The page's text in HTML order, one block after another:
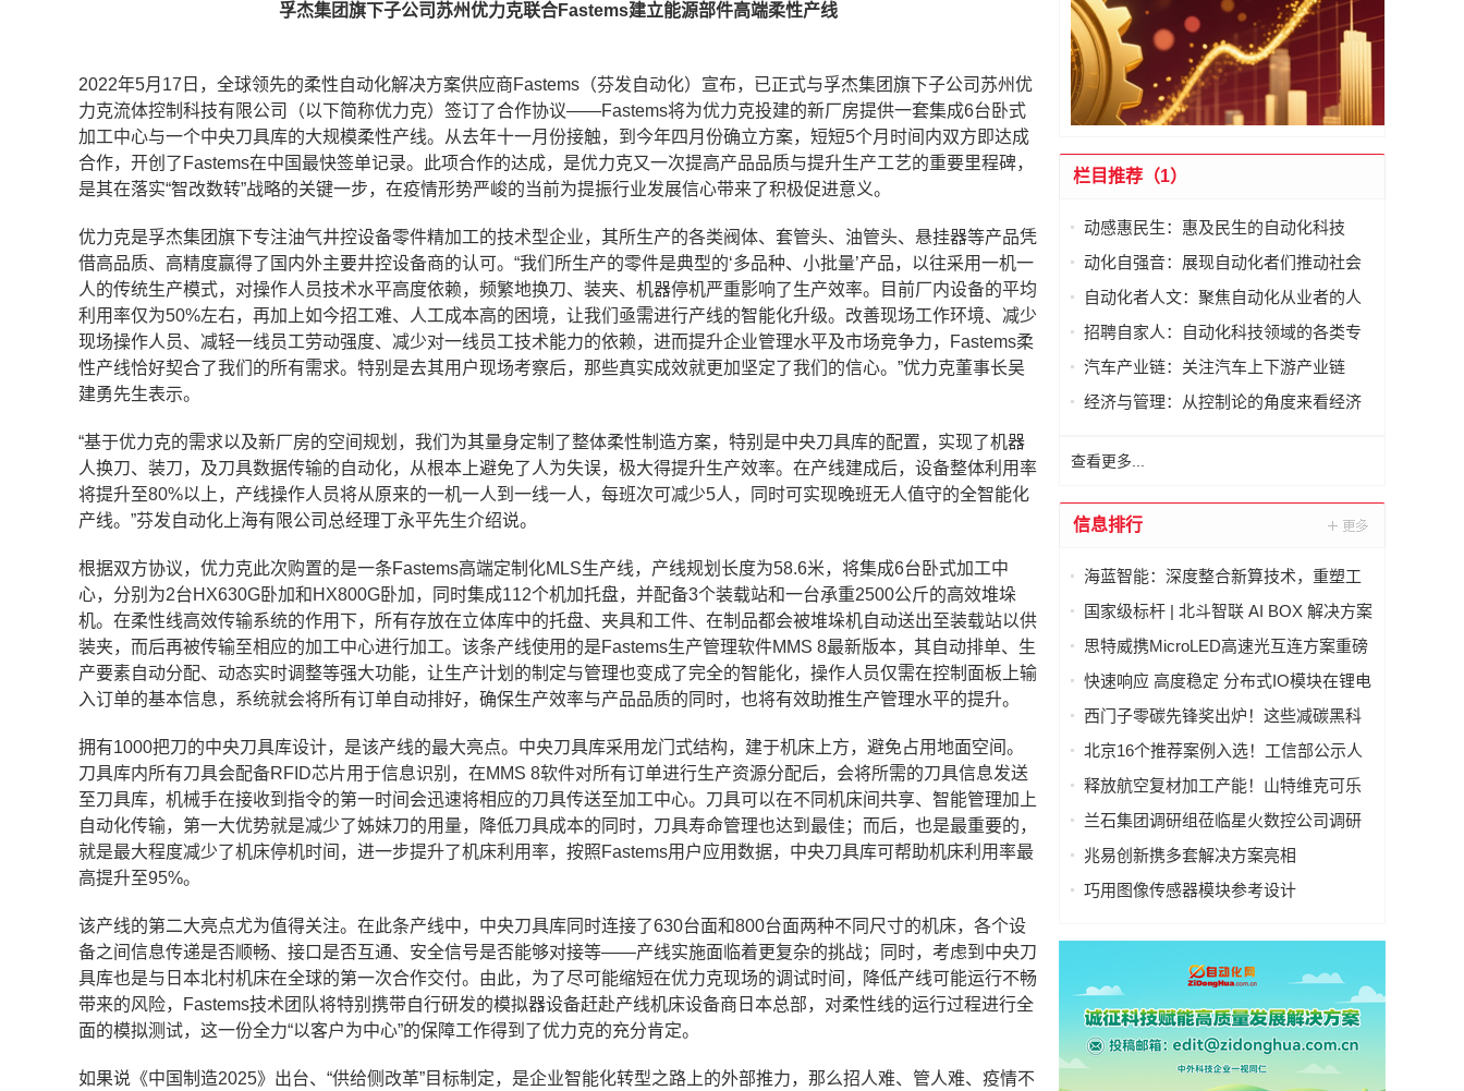
孚杰集团旗下子公司苏州优力克联合Fastems建立能源部件高端柔性产线
2022年5月17日，全球领先的柔性自动化解决方案供应商Fastems（芬发自动化）宣布，已正式与孚杰集团旗下子公司苏州优
力克流体控制科技有限公司（以下简称优力克）签订了合作协议——Fastems将为优力克投建的新厂房提供一套集成6台卧式
加工中心与一个中央刀具库的大规模柔性产线。从去年十一月份接触，到今年四月份确立方案，短短5个月时间内双方即达成
合作，开创了Fastems在中国最快签单记录。此项合作的达成，是优力克又一次提高产品品质与提升生产工艺的重要里程碑，
是其在落实“智改数转”战略的关键一步，在疫情形势严峻的当前为提振行业发展信心带来了积极促进意义。
优力克是孚杰集团旗下专注油气井控设备零件精加工的技术型企业，其所生产的各类阀体、套管头、油管头、悬挂器等产品凭
借高品质、高精度赢得了国内外主要井控设备商的认可。“我们所生产的零件是典型的‘多品种、小批量’产品，以往采用一机一
人的传统生产模式，对操作人员技术水平高度依赖，频繁地换刀、装夹、机器停机严重影响了生产效率。目前厂内设备的平均
利用率仅为50%左右，再加上如今招工难、人工成本高的困境，让我们亟需进行产线的智能化升级。改善现场工作环境、减少
现场操作人员、减轻一线员工劳动强度、减少对一线员工技术能力的依赖，进而提升企业管理水平及市场竞争力，Fastems柔
性产线恰好契合了我们的所有需求。特别是去其用户现场考察后，那些真实成效就更加坚定了我们的信心。”优力克董事长吴
建勇先生表示。
“基于优力克的需求以及新厂房的空间规划，我们为其量身定制了整体柔性制造方案，特别是中央刀具库的配置，实现了机器
人换刀、装刀，及刀具数据传输的自动化，从根本上避免了人为失误，极大得提升生产效率。在产线建成后，设备整体利用率
将提升至80%以上，产线操作人员将从原来的一机一人到一线一人，每班次可减少5人，同时可实现晚班无人值守的全智能化
产线。”芬发自动化上海有限公司总经理丁永平先生介绍说。
根据双方协议，优力克此次购置的是一条Fastems高端定制化MLS生产线，产线规划长度为58.6米，将集成6台卧式加工中
心，分别为2台HX630G卧加和HX800G卧加，同时集成112个机加托盘，并配备3个装载站和一台承重2500公斤的高效堆垛
机。在柔性线高效传输系统的作用下，所有存放在立体库中的托盘、夹具和工件、在制品都会被堆垛机自动送出至装载站以供
装夹，而后再被传输至相应的加工中心进行加工。该条产线使用的是Fastems生产管理软件MMS 8最新版本，其自动排单、生
产要素自动分配、动态实时调整等强大功能，让生产计划的制定与管理也变成了完全的智能化，操作人员仅需在控制面板上输
入订单的基本信息，系统就会将所有订单自动排好，确保生产效率与产品品质的同时，也将有效助推生产管理水平的提升。
拥有1000把刀的中央刀具库设计，是该产线的最大亮点。中央刀具库采用龙门式结构，建于机床上方，避免占用地面空间。
刀具库内所有刀具会配备RFID芯片用于信息识别，在MMS 8软件对所有订单进行生产资源分配后，会将所需的刀具信息发送
至刀具库，机械手在接收到指令的第一时间会迅速将相应的刀具传送至加工中心。刀具可以在不同机床间共享、智能管理加上
自动化传输，第一大优势就是减少了姊妹刀的用量，降低刀具成本的同时，刀具寿命管理也达到最佳；而后，也是最重要的，
就是最大程度减少了机床停机时间，进一步提升了机床利用率，按照Fastems用户应用数据，中央刀具库可帮助机床利用率最
高提升至95%。
该产线的第二大亮点尤为值得关注。在此条产线中，中央刀具库同时连接了630台面和800台面两种不同尺寸的机床，各个设
备之间信息传递是否顺畅、接口是否互通、安全信号是否能够对接等——产线实施面临着更复杂的挑战；同时，考虑到中央刀
具库也是与日本北村机床在全球的第一次合作交付。由此，为了尽可能缩短在优力克现场的调试时间，降低产线可能运行不畅
带来的风险，Fastems技术团队将特别携带自行研发的模拟器设备赶赴产线机床设备商日本总部，对柔性线的运行过程进行全
面的模拟测试，这一份全力“以客户为中心”的保障工作得到了优力克的充分肯定。
如果说《中国制造2025》出台、“供给侧改革”目标制定，是企业智能化转型之路上的外部推力，那么招人难、管人难、疫情不
栏目推荐（1）
动感惠民生：惠及民生的自动化科技
动化自强音：展现自动化者们推动社会
进步发出的响亮声音
自动化者人文：聚焦自动化从业者的人
文思考
招聘自家人：自动化科技领域的各类专
家及人才需求资讯
汽车产业链：关注汽车上下游产业链
经济与管理：从控制论的角度来看经济
查看更多...
信息排行
海蓝智能：深度整合新算技术，重塑工
业读码器服务新标杆
国家级标杆 | 北斗智联 AI BOX 解决方案
入选工信部人工智能典型案例
思特威携MicroLED高速光互连方案重磅
亮相慕尼黑上海电子展
快速响应 高度稳定 分布式IO模块在锂电
池制造的优势揭秘 | 支持Modbus、
EtherCAT、Ethernet/IP、BACnet/IP等多
种协议
西门子零碳先锋奖出炉！这些减碳黑科
技太能打！
北京16个推荐案例入选！工信部公示人
工智能应用典型案例
释放航空复材加工产能！山特维克可乐
满锯齿刃铣刀从源头解决四大铣削工艺
兰石集团调研组莅临星火数控公司调研
指导数智化转型工作
兆易创新携多套解决方案亮相
CIIF2025，助力人形机器人落地
巧用图像传感器模块参考设计
造的全流程